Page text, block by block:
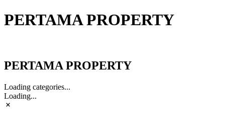
PERTAMA PROPERTY
PERTAMA PROPERTY
Loading categories...
Loading...